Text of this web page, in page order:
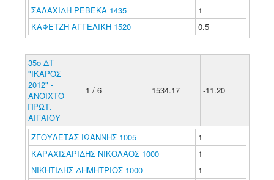
ΣΑΛΑΧΙΔΗ ΡΕΒΕΚΑ 1435
1
ΚΑΦΕΤΖΗ ΑΓΓΕΛΙΚΗ 1520
0.5
35ο ΔΤ
"ΙΚΑΡΟΣ
2012" -
ΑΝΟΙΧΤΟ
ΠΡΩΤ.
ΑΙΓΑΙΟΥ
1 / 6 1534.17 -11.20
ΖΓΟΥΛΕΤΑΣ ΙΩΑΝΝΗΣ 1005
1
ΚΑΡΑΧΙΣΑΡΙΔΗΣ ΝΙΚΟΛΑΟΣ 1000
1
ΝΙΚΗΤΙΔΗΣ ΔΗΜΗΤΡΙΟΣ 1000
1